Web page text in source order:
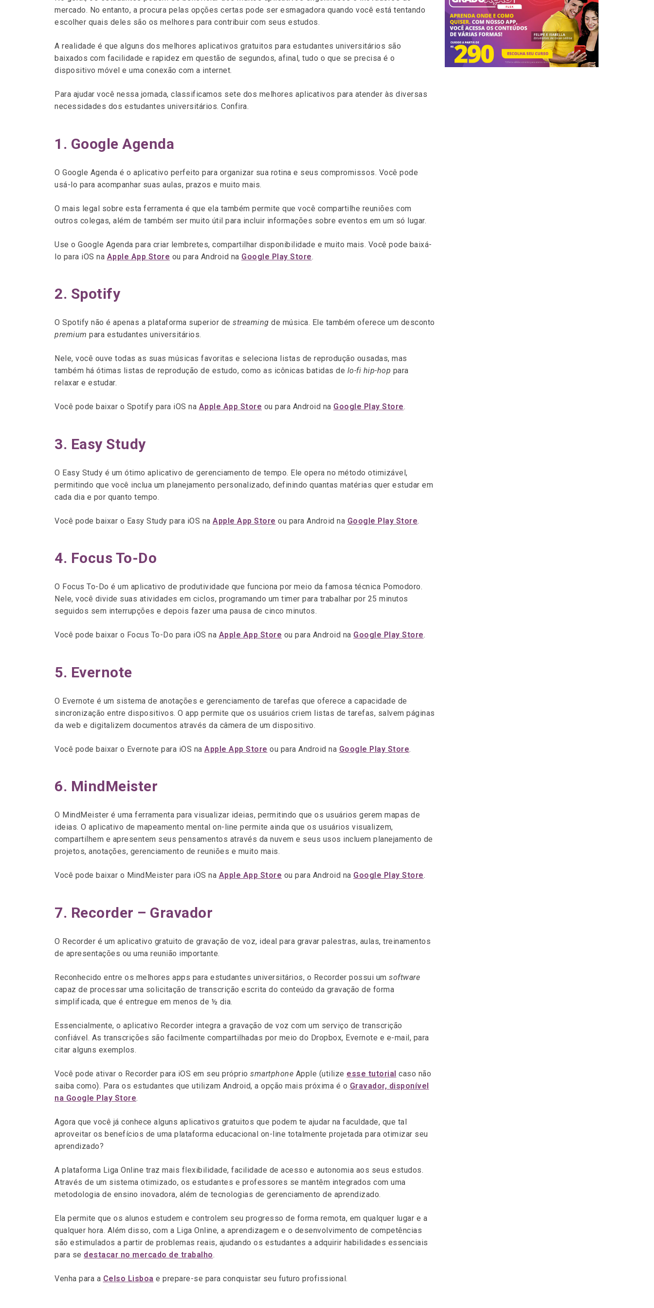
mercado. No entanto, a procura pelas opções certas pode ser esmagadora quando você está tentando
escolher quais deles são os melhores para contribuir com seus estudos.
A realidade é que alguns dos melhores aplicativos gratuitos para estudantes universitários são
baixados com facilidade e rapidez em questão de segundos, afinal, tudo o que se precisa é o
dispositivo móvel e uma conexão com a internet.
Para ajudar você nessa jornada, classificamos sete dos melhores aplicativos para atender às diversas
necessidades dos estudantes universitários. Confira.
1. Google Agenda
O Google Agenda é o aplicativo perfeito para organizar sua rotina e seus compromissos. Você pode
usá-lo para acompanhar suas aulas, prazos e muito mais.
O mais legal sobre esta ferramenta é que ela também permite que você compartilhe reuniões com
outros colegas, além de também ser muito útil para incluir informações sobre eventos em um só lugar.
Use o Google Agenda para criar lembretes, compartilhar disponibilidade e muito mais. Você pode baixá-
lo para iOS na Apple App Store ou para Android na Google Play Store.
2. Spotify
O Spotify não é apenas a plataforma superior de streaming de música. Ele também oferece um desconto
premium para estudantes universitários.
Nele, você ouve todas as suas músicas favoritas e seleciona listas de reprodução ousadas, mas
também há ótimas listas de reprodução de estudo, como as icônicas batidas de lo-fi hip-hop para
relaxar e estudar.
Você pode baixar o Spotify para iOS na Apple App Store ou para Android na Google Play Store.
3. Easy Study
O Easy Study é um ótimo aplicativo de gerenciamento de tempo. Ele opera no método otimizável,
permitindo que você inclua um planejamento personalizado, definindo quantas matérias quer estudar em
cada dia e por quanto tempo.
Você pode baixar o Easy Study para iOS na Apple App Store ou para Android na Google Play Store.
4. Focus To-Do
O Focus To-Do é um aplicativo de produtividade que funciona por meio da famosa técnica Pomodoro.
Nele, você divide suas atividades em ciclos, programando um timer para trabalhar por 25 minutos
seguidos sem interrupções e depois fazer uma pausa de cinco minutos.
Você pode baixar o Focus To-Do para iOS na Apple App Store ou para Android na Google Play Store.
5. Evernote
O Evernote é um sistema de anotações e gerenciamento de tarefas que oferece a capacidade de
sincronização entre dispositivos. O app permite que os usuários criem listas de tarefas, salvem páginas
da web e digitalizem documentos através da câmera de um dispositivo.
Você pode baixar o Evernote para iOS na Apple App Store ou para Android na Google Play Store.
6. MindMeister
O MindMeister é uma ferramenta para visualizar ideias, permitindo que os usuários gerem mapas de
ideias. O aplicativo de mapeamento mental on-line permite ainda que os usuários visualizem,
compartilhem e apresentem seus pensamentos através da nuvem e seus usos incluem planejamento de
projetos, anotações, gerenciamento de reuniões e muito mais.
Você pode baixar o MindMeister para iOS na Apple App Store ou para Android na Google Play Store.
7. Recorder – Gravador
O Recorder é um aplicativo gratuito de gravação de voz, ideal para gravar palestras, aulas, treinamentos
de apresentações ou uma reunião importante.
Reconhecido entre os melhores apps para estudantes universitários, o Recorder possui um software
capaz de processar uma solicitação de transcrição escrita do conteúdo da gravação de forma
simplificada, que é entregue em menos de ½ dia.
Essencialmente, o aplicativo Recorder integra a gravação de voz com um serviço de transcrição
confiável. As transcrições são facilmente compartilhadas por meio do Dropbox, Evernote e e-mail, para
citar alguns exemplos.
Você pode ativar o Recorder para iOS em seu próprio smartphone Apple (utilize esse tutorial caso não
saiba como). Para os estudantes que utilizam Android, a opção mais próxima é o Gravador, disponível
na Google Play Store.
Agora que você já conhece alguns aplicativos gratuitos que podem te ajudar na faculdade, que tal
aproveitar os benefícios de uma plataforma educacional on-line totalmente projetada para otimizar seu
aprendizado?
A plataforma Liga Online traz mais flexibilidade, facilidade de acesso e autonomia aos seus estudos.
Através de um sistema otimizado, os estudantes e professores se mantêm integrados com uma
metodologia de ensino inovadora, além de tecnologias de gerenciamento de aprendizado.
Ela permite que os alunos estudem e controlem seu progresso de forma remota, em qualquer lugar e a
qualquer hora. Além disso, com a Liga Online, a aprendizagem e o desenvolvimento de competências
são estimulados a partir de problemas reais, ajudando os estudantes a adquirir habilidades essenciais
para se destacar no mercado de trabalho.
Venha para a Celso Lisboa e prepare-se para conquistar seu futuro profissional.